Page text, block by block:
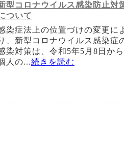
型コロナウイルス感染防止対
ついて
染症法上の位置づけの変更に
、新型コロナウイルス感染症
染対策は、令和5年5月8日か
人の...続きを読む